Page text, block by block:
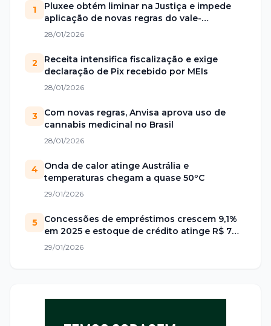
1
Pluxee obtém liminar na Justiça e impede
aplicação de novas regras do vale-
alimentação
28/01/2026
2
Receita intensifica fiscalização e exige
declaração de Pix recebido por MEIs
28/01/2026
3
Com novas regras, Anvisa aprova uso de
cannabis medicinal no Brasil
28/01/2026
4
Onda de calor atinge Austrália e
temperaturas chegam a quase 50ºC
29/01/2026
5
Concessões de empréstimos crescem 9,1%
em 2025 e estoque de crédito atinge R$ 7
trilhões no Brasil
29/01/2026